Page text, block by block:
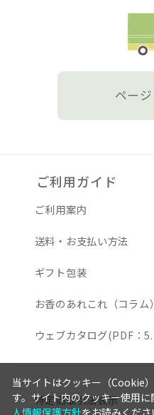
ペー
ご利用ガイド
ご利用案内
送料・お支払い方法
ギフト包装
お香のあれこれ（コラム）
ウェブカタログ(PDF：
特定商取引法表示
当サイトはクッキー（Cookie
す。サイト内のクッキー使用に